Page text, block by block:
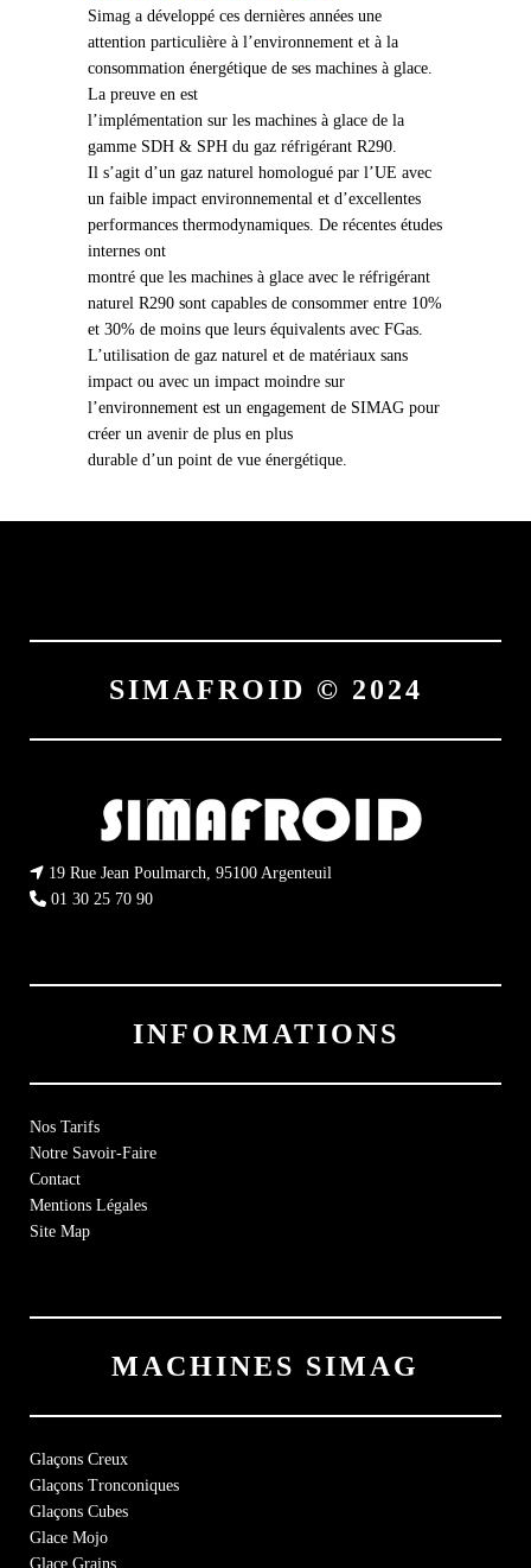
Simag a développé ces dernières années une
attention particulière à l’environnement et à la
consommation énergétique de ses machines à glace.
La preuve en est
l’implémentation sur les machines à glace de la
gamme SDH & SPH du gaz réfrigérant R290.
Il s’agit d’un gaz naturel homologué par l’UE avec
un faible impact environnemental et d’excellentes
performances thermodynamiques. De récentes études
internes ont
montré que les machines à glace avec le réfrigérant
naturel R290 sont capables de consommer entre 10%
et 30% de moins que leurs équivalents avec FGas.
L’utilisation de gaz naturel et de matériaux sans
impact ou avec un impact moindre sur
l’environnement est un engagement de SIMAG pour
créer un avenir de plus en plus
durable d’un point de vue énergétique.
SIMAFROID © 2024
19 Rue Jean Poulmarch, 95100 Argenteuil
01 30 25 70 90
INFORMATIONS
Nos Tarifs
Notre Savoir-Faire
Contact
Mentions Légales
Site Map
MACHINES SIMAG
Glaçons Creux
Glaçons Tronconiques
Glaçons Cubes
Glace Mojo
Glace Grains